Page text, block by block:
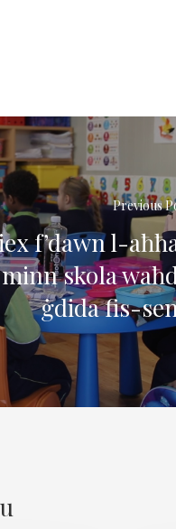
Previous
f’dawn l-
skola
ġdida fis-